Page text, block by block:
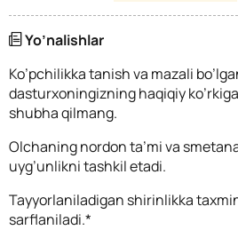
Yo’nalishlar
Ko’pchilikka tanish va mazali
dasturxoningizning haqiqiy
shubha qilmang.
Olchaning nordon ta’mi va
uyg’unlikni tashkil etadi.
Tayyorlaniladigan shirinlikka
sarflaniladi.*